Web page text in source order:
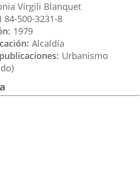
externa.externa.externa.
Virgili Blanquet
84-500-3231-8
1979
Alcaldía
Urbanismo